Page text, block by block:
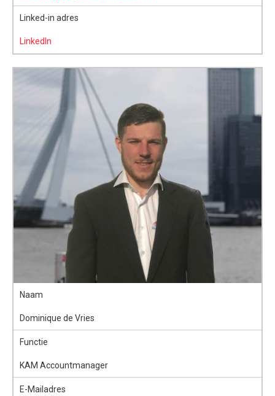
Linked-in adres
LinkedIn
Naam
Dominique de Vries
Functie
KAM Accountmanager
E-Mailadres